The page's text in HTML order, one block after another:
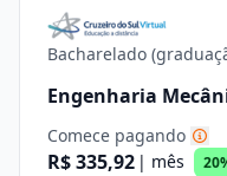
Bacharelado
Engenharia
Comece pagando
R$ 335,92 | mês